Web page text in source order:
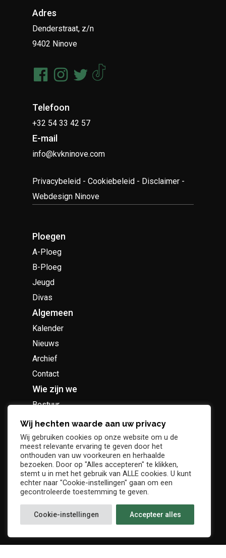
Adres
Denderstraat, z/n
9402 Ninove
Telefoon
+32 54 33 42 57
E-mail
info@kvkninove.com
Privacybeleid -Cookiebeleid - Disclaimer -
Webdesign Ninove
Ploegen
A-Ploeg
B-Ploeg
Jeugd
Divas
Algemeen
Kalender
Nieuws
Archief
Contact
Wie zijn we
Bestuur
Geschiedenis
Supportersclub
Socio Business Club
Wij hechten waarde aan uw privacy
Wij gebruiken cookies op onze website om u de
meest relevante ervaring te geven door het
onthouden van uw voorkeuren en herhaalde
bezoeken. Door op "Alles accepteren" te klikken,
stemt u in met het gebruik van ALLE cookies. U kunt
echter naar "Cookie-instellingen" gaan om een
gecontroleerde toestemming te geven.
Cookie-instellingen Accepteer alles